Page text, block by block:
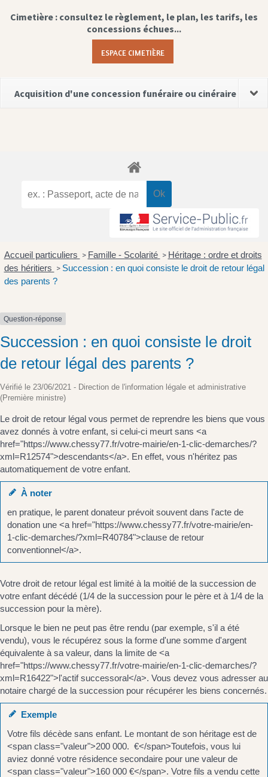
Cimetière : consultez le règlement, le plan, les tarifs, les
concessions échues...
ESPACE CIMETIÈRE
Acquisition d'une concession funéraire ou cinéraire
Accueil particuliers > Famille - Scolarité > Héritage : ordre et droits
des héritiers > Succession : en quoi consiste le droit de retour légal
des parents ?
Question-réponse
Succession : en quoi consiste le droit
de retour légal des parents ?
Vérifié le 23/06/2021 - Direction de l'information légale et administrative
(Première ministre)
Le droit de retour légal vous permet de reprendre les biens que vous
avez donnés à votre enfant, si celui-ci meurt sans <a
href="https://www.chessy77.fr/votre-mairie/en-1-clic-demarches/?
xml=R12574">descendants</a>. En effet, vous n'héritez pas
automatiquement de votre enfant.
À noter
en pratique, le parent donateur prévoit souvent dans l'acte de
donation une <a href="https://www.chessy77.fr/votre-mairie/en-
1-clic-demarches/?xml=R40784">clause de retour
conventionnel</a>.
Votre droit de retour légal est limité à la moitié de la succession de
votre enfant décédé (1/4 de la succession pour le père et à 1/4 de la
succession pour la mère).
Lorsque le bien ne peut pas être rendu (par exemple, s'il a été
vendu), vous le récupérez sous la forme d'une somme d'argent
équivalente à sa valeur, dans la limite de <a
href="https://www.chessy77.fr/votre-mairie/en-1-clic-demarches/?
xml=R16422">l'actif successoral</a>. Vous devez vous adresser au
notaire chargé de la succession pour récupérer les biens concernés.
Exemple
Votre fils décède sans enfant. Le montant de son héritage est de
<span class="valeur">200 000. €</span>Toutefois, vous lui
aviez donné votre résidence secondaire pour une valeur de
<span class="valeur">160 000 €</span>. Votre fils a vendu cette